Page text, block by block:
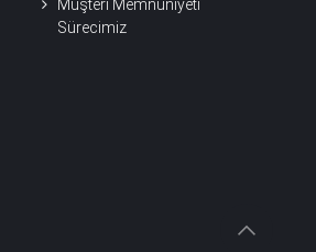
Müşteri Memnuniyeti
Sürecimiz